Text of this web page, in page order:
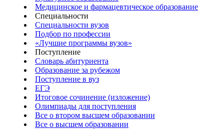
Медицинское и фармацевтическое образование
Специальности
Специальности вузов
Подбор по профессии
«Лучшие программы вузов»
Поступление
Словарь абитуриента
Образование за рубежом
Поступление в вуз
ЕГЭ
Итоговое сочинение (изложение)
Олимпиады для поступления
Все о втором высшем образовании
Все о высшем образовании